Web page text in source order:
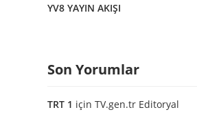
YV8 YAYIN AKIŞI
Son Yorumlar
TRT 1 için TV.gen.tr Editoryal